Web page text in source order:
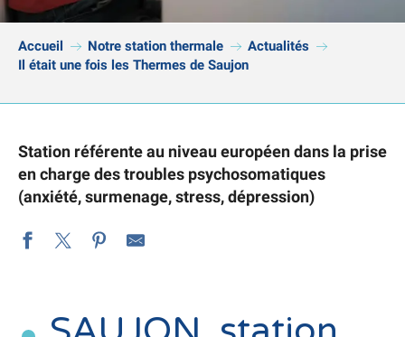
Accueil Notre station thermale
Actualités
Il était une fois les Thermes de Saujon
Station référente au niveau européen dans la prise
en charge des troubles psychosomatiques
(anxiété, surmenage, stress, dépression)